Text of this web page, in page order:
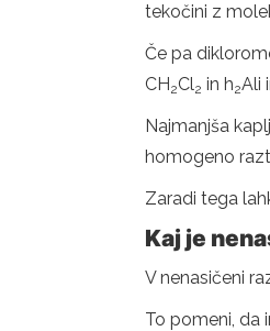
tekočini z
Če pa
CH2Cl2 in h2Ali
Najmanjša
homogeno
Zaradi tega
Kaj je
V nenasičeni
To pomeni, da